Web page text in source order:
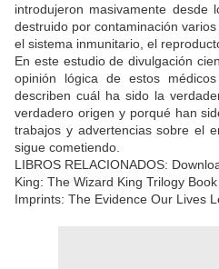
introdujeron masivamente desde
destruido por contaminación
el sistema inmunitario, el
En este estudio de divulgación
opinión lógica de estos
describen cuál ha sido la
verdadero origen y porqué han
trabajos y advertencias sobre el
sigue cometiendo.
LIBROS RELACIONADOS:
King: The Wizard King Trilogy
Imprints: The Evidence Our Lives